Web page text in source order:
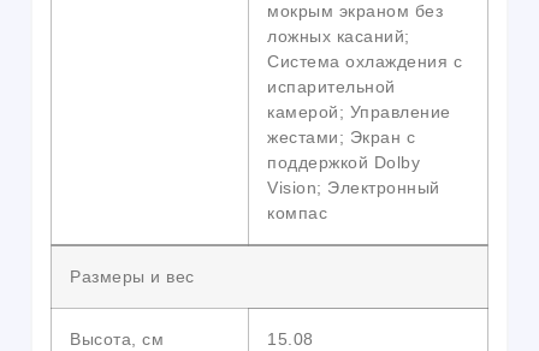
мокрым экраном без
ложных касаний;
Система охлаждения с
испарительной
камерой; Управление
жестами; Экран с
поддержкой Dolby
Vision; Электронный
компас
Размеры и вес
Высота, см 15.08